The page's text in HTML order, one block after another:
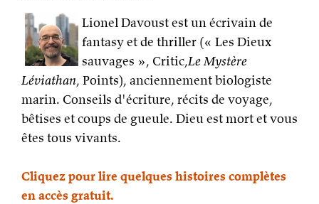
Lionel Davoust est un écrivain de
fantasy et de thriller (« Les Dieux
sauvages », Critic,Le Mystère
Léviathan, Points), anciennement biologiste
marin. Conseils d'écriture, récits de voyage,
bêtises et coups de gueule. Dieu est mort et vous
êtes tous vivants.
Cliquez pour lire quelques histoires complètes
en accès gratuit.